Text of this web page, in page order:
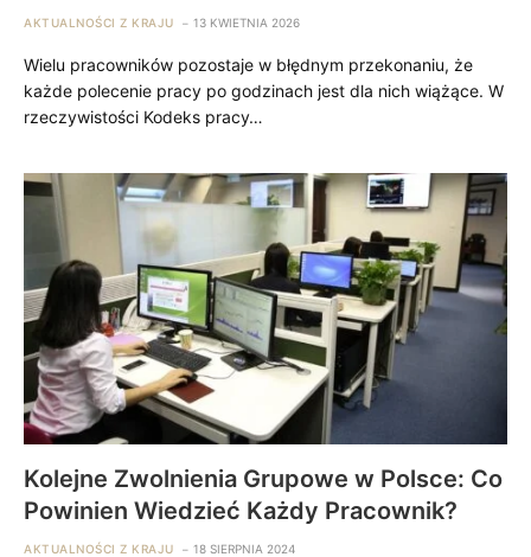
AKTUALNOŚCI Z KRAJU 13 KWIETNIA 2026
Wielu pracowników pozostaje w błędnym przekonaniu, że
każde polecenie pracy po godzinach jest dla nich wiążące. W
rzeczywistości Kodeks pracy…
Kolejne Zwolnienia Grupowe w Polsce: Co
Powinien Wiedzieć Każdy Pracownik?
AKTUALNOŚCI Z KRAJU 18 SIERPNIA 2024